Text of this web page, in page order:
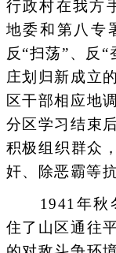
行政村在我方
地委和第八专
反“扫荡”、反
庄划归新成立
区干部相应地
分区学习结束
积极组织群众
奸、除恶霸等
1941年秋冬
住了山区通往